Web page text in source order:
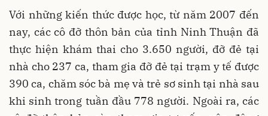
Với những kiến thức được học, từ năm 2007 đến
nay, các cô đỡ thôn bản của tỉnh Ninh Thuận đã
thực hiện khám thai cho 3.650 người, đỡ đẻ tại
nhà cho 237 ca, tham gia đỡ đẻ tại trạm y tế được
390 ca, chăm sóc bà mẹ và trẻ sơ sinh tại nhà sau
khi sinh trong tuần đầu 778 người. Ngoài ra, các